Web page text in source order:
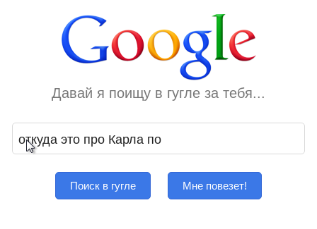
Давай я поищу в гугле за тебя...
Поиск в гугле Мне повезет!